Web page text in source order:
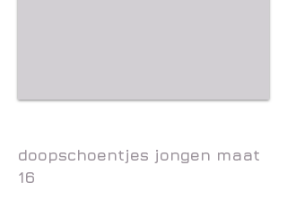
doopschoentjes jongen maat
16